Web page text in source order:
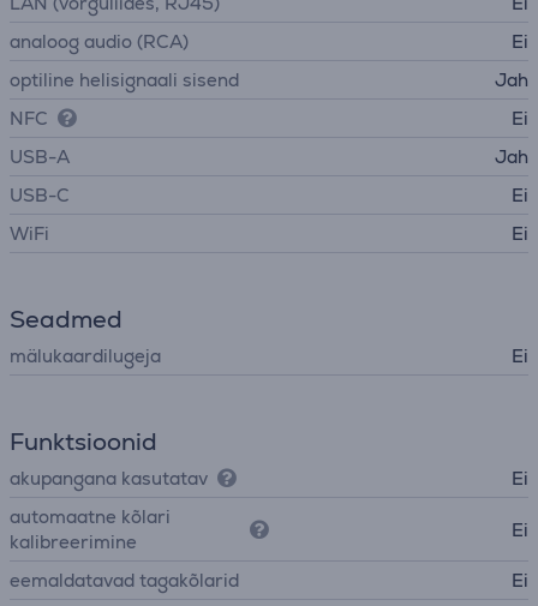
analoog audio (RCA)
Ei
optiline helisignaali sisend
Jah
NFC
Ei
USB-A
Jah
USB-C
Ei
WiFi
Ei
Seadmed
mälukaardilugeja Ei
Funktsioonid
akupangana kasutatav
Ei
automaatne kõlari
kalibreerimine
Ei
eemaldatavad tagakõlarid
Ei